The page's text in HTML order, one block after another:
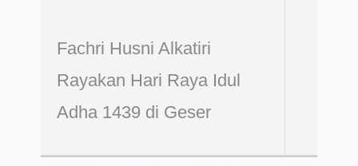
Fachri Husni Alkatiri
Rayakan Hari Raya Idul
Adha 1439 di Geser